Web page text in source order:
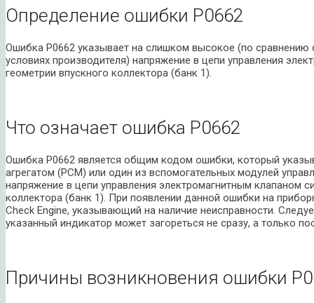
Определение ошибки P0662
Ошибка P0662 указывает на слишком высокое (по сравнению
условиях производителя) напряжение в цепи управления
геометрии впускного коллектора (банк 1).
Что означает ошибка P0662
Ошибка P0662 является общим кодом ошибки, который
агрегатом (PCM) или один из вспомогательных модулей
напряжение в цепи управления электромагнитным клапаном
коллектора (банк 1). При появлении данной ошибки на
Check Engine, указывающий на наличие неисправности.
указанный индикатор может загореться не сразу, а только
Причины возникновения ошибки